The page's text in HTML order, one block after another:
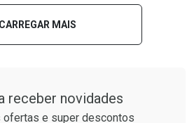
Laboratório
Por Menos
CARREGAR MAIS
receber novidades
ofertas e super descontos